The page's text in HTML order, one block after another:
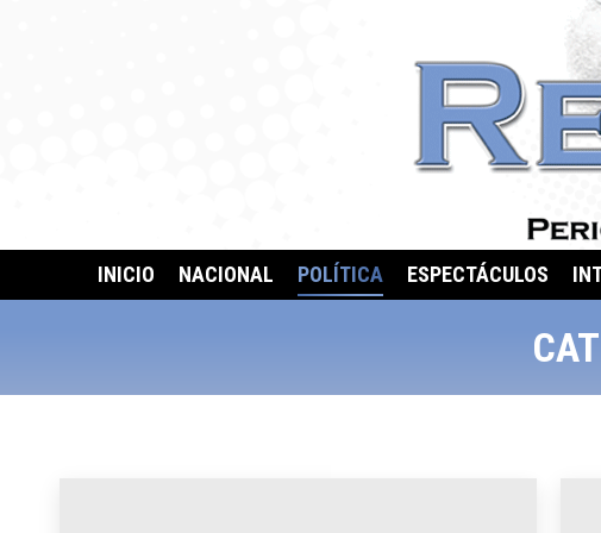
INICIO NACIONAL POLÍTICA ESPECTÁCULOS